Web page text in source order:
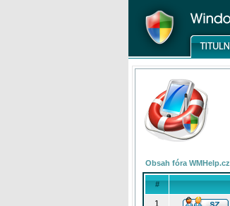
Obsah fóra WMHelp.cz
#
1